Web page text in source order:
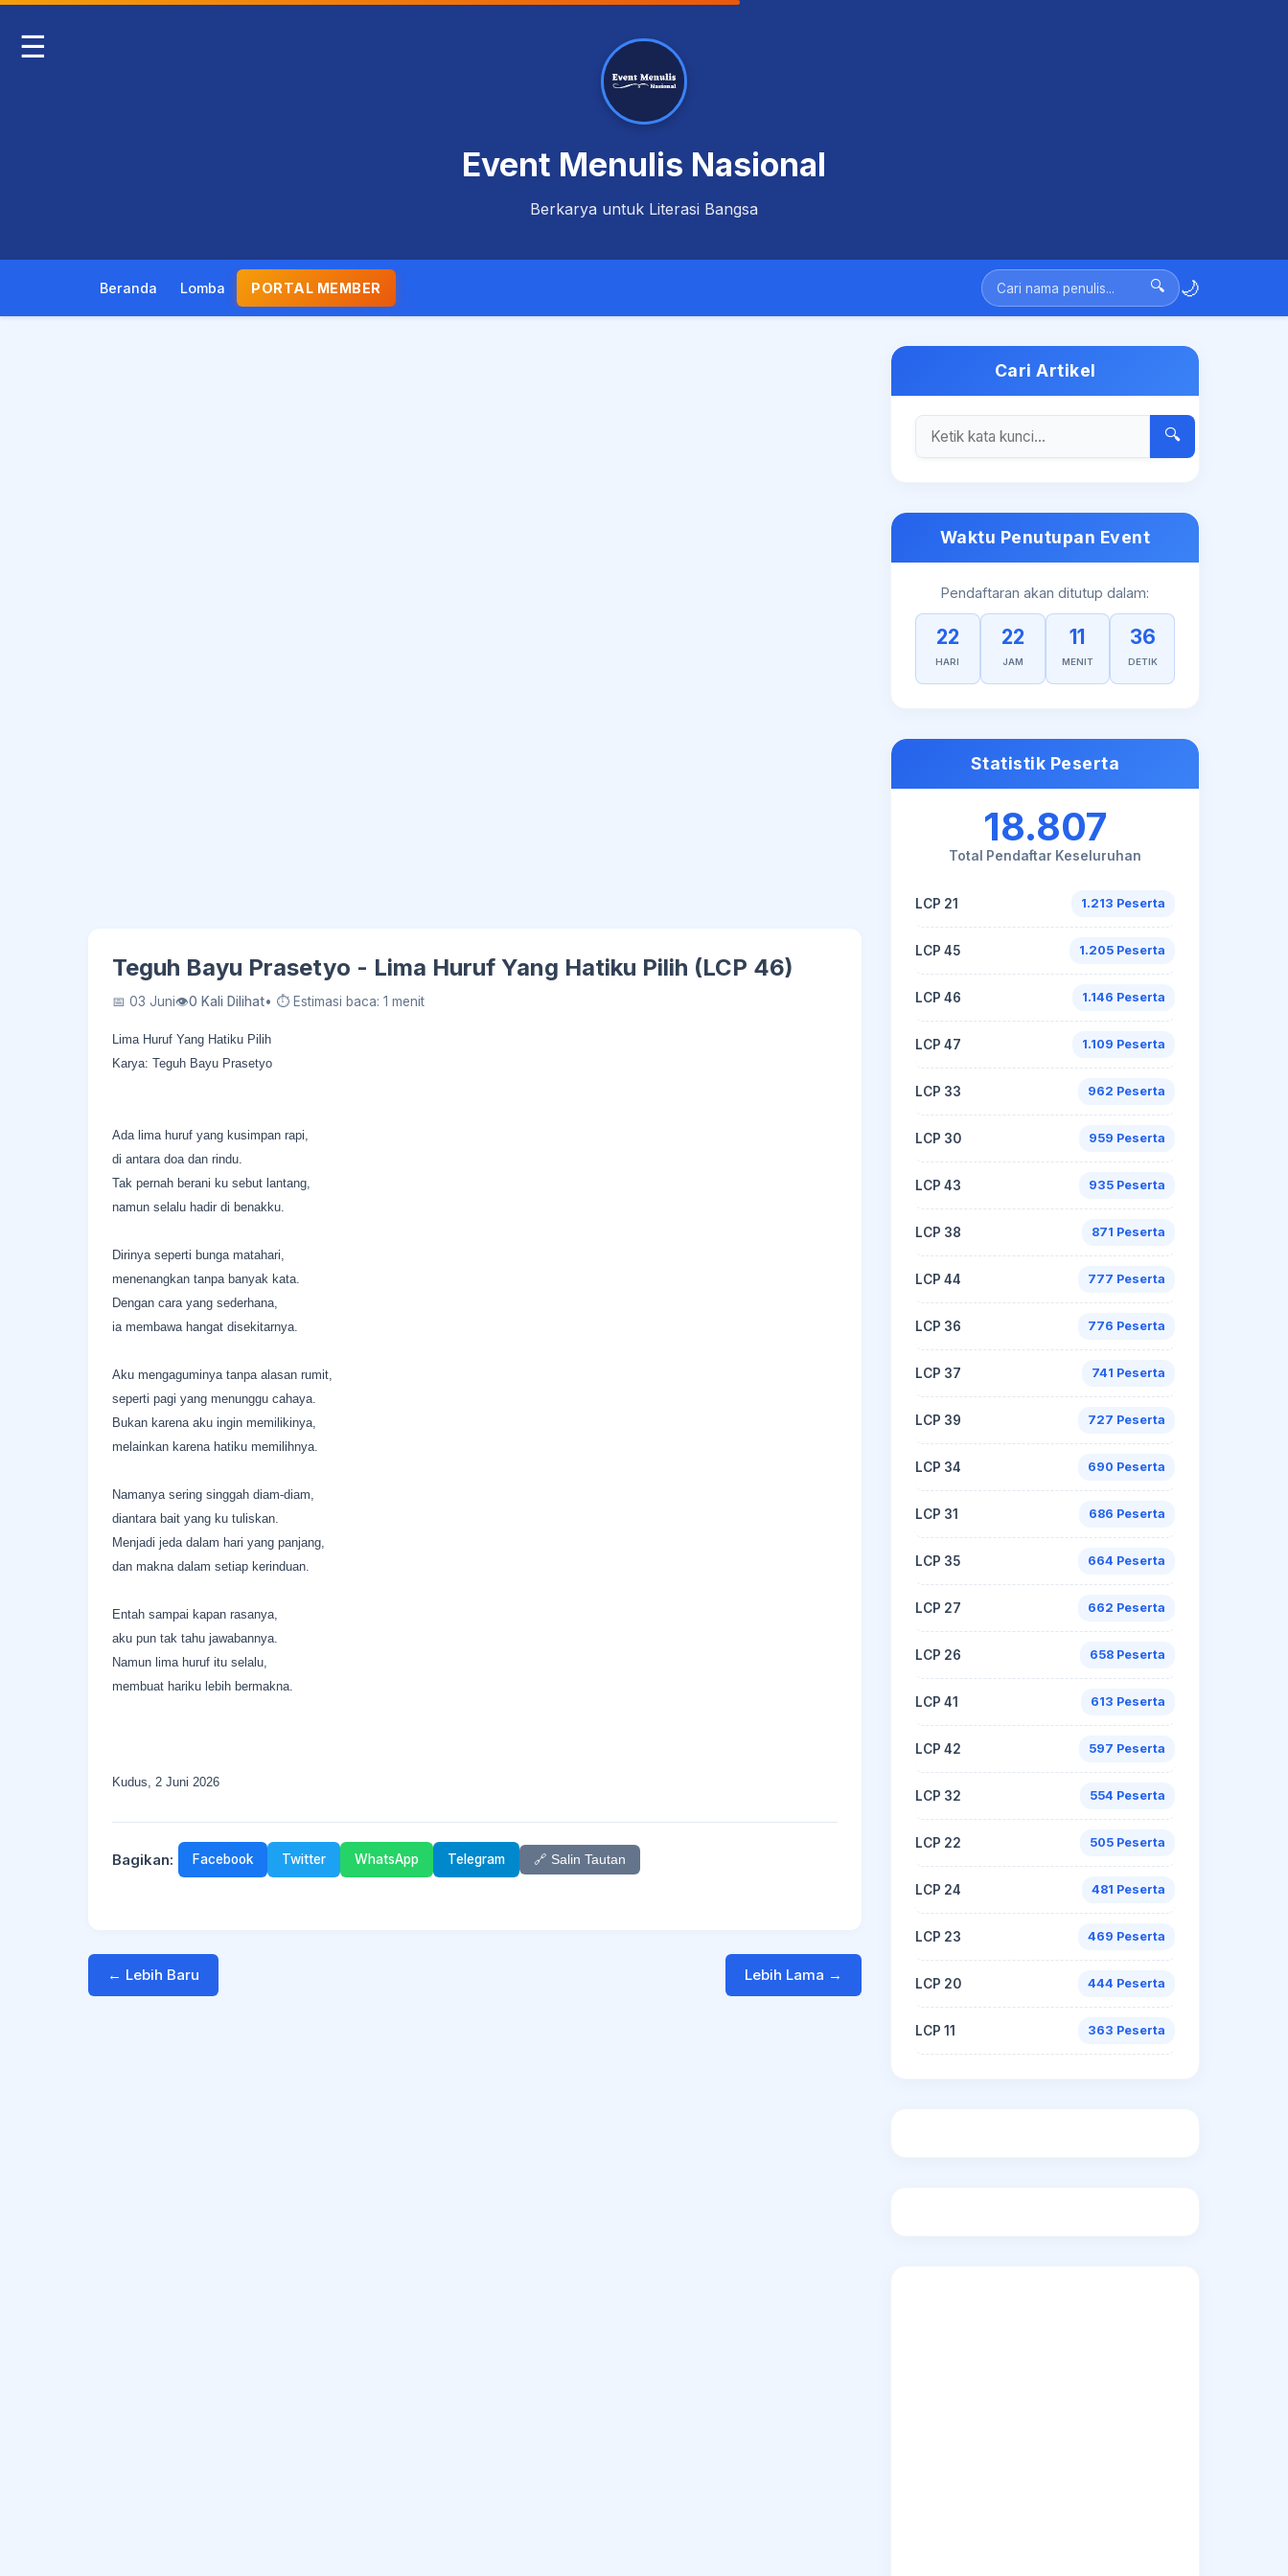
☰
Event Menulis Nasional
Berkarya untuk Literasi Bangsa
Beranda Lomba PORTAL MEMBER 🔍 🌙
Teguh Bayu Prasetyo - Lima Huruf Yang Hatiku Pilih (LCP 46)
📅 03 Juni👁0 Kali Dilihat• ⏱ Estimasi baca: 1 menit
Lima Huruf Yang Hatiku Pilih
Karya: Teguh Bayu Prasetyo
Ada lima huruf yang kusimpan rapi,
di antara doa dan rindu.
Tak pernah berani ku sebut lantang,
namun selalu hadir di benakku.
Dirinya seperti bunga matahari,
menenangkan tanpa banyak kata.
Dengan cara yang sederhana,
ia membawa hangat disekitarnya.
Aku mengaguminya tanpa alasan rumit,
seperti pagi yang menunggu cahaya.
Bukan karena aku ingin memilikinya,
melainkan karena hatiku memilihnya.
Namanya sering singgah diam-diam,
diantara bait yang ku tuliskan.
Menjadi jeda dalam hari yang panjang,
dan makna dalam setiap kerinduan.
Entah sampai kapan rasanya,
aku pun tak tahu jawabannya.
Namun lima huruf itu selalu,
membuat hariku lebih bermakna.
Kudus, 2 Juni 2026
Bagikan: Facebook Twitter WhatsApp Telegram 🔗 Salin Tautan
← Lebih Baru Lebih Lama →
Cari Artikel
🔍
Waktu Penutupan Event
Pendaftaran akan ditutup dalam:
22
HARI
22
JAM
11
MENIT
36
DETIK
Statistik Peserta
18.807
Total Pendaftar Keseluruhan
LCP 21 1.213 Peserta
LCP 45 1.205 Peserta
LCP 46 1.146 Peserta
LCP 47 1.109 Peserta
LCP 33 962 Peserta
LCP 30 959 Peserta
LCP 43 935 Peserta
LCP 38 871 Peserta
LCP 44 777 Peserta
LCP 36 776 Peserta
LCP 37 741 Peserta
LCP 39 727 Peserta
LCP 34 690 Peserta
LCP 31 686 Peserta
LCP 35 664 Peserta
LCP 27 662 Peserta
LCP 26 658 Peserta
LCP 41 613 Peserta
LCP 42 597 Peserta
LCP 32 554 Peserta
LCP 22 505 Peserta
LCP 24 481 Peserta
LCP 23 469 Peserta
LCP 20 444 Peserta
LCP 11 363 Peserta